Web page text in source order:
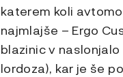
katerem koli
najmlajše – Ergo
blazinic v
lordoza), kar je še